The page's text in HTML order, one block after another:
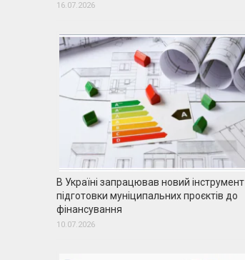
16.07.2026
В Україні запрацював новий інструмент
підготовки муніципальних проєктів до
фінансування
10.07.2026